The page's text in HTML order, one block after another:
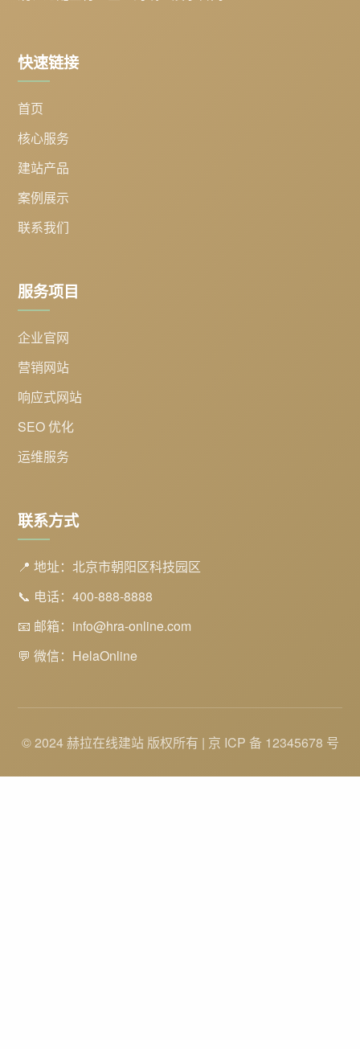
快速链接
首页
核心服务
建站产品
案例展示
联系我们
服务项目
企业官网
营销网站
响应式网站
SEO 优化
运维服务
联系方式
📍 地址：北京市朝阳区科技园区
📞 电话：400-888-8888
📧 邮箱：info@hra-online.com
💬 微信：HelaOnline
© 2024 赫拉在线建站 版权所有 | 京 ICP 备 12345678 号